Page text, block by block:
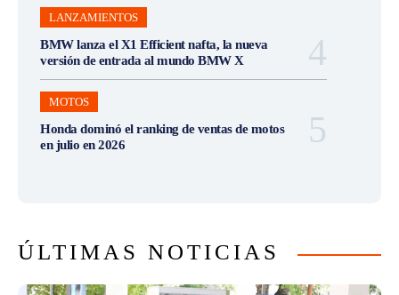
LANZAMIENTOS
BMW lanza el X1 Efficient nafta, la nueva
versión de entrada al mundo BMW X
MOTOS
Honda dominó el ranking de ventas de motos
en julio en 2026
ÚLTIMAS NOTICIAS